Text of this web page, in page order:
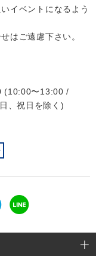
イベントになるよう
はご遠慮下さい。
(10:00〜13:00 /
、祝日を除く)